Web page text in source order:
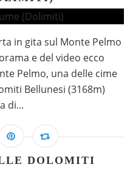
in gita sul Monte Pelmo
e del video ecco
Pelmo, una delle cime
Bellunesi (3168m)
di...
DOLOMITI